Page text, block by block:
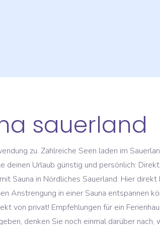
sauerland
Erleben Sie mit Stil, Genuß und Gemütlichkeit Ihre Urlaubszeit in diesem idyllisch gelegenen Ferienhaus. Das Angebot an Ferienwohnungen und Ferienhäuser in Winterberg mit Sauna ist umfangreich. evtl. Das günstigste Angebot beginnt bei € 45. Ferienhaus mit pool Sauerland. Wandere über die Berge und Täler des Rothaargebirges. Für 2 - 9 Personen geeignet. Holzferienhaus in Wissinghausen mit eigener Sauna Medebach (Wissinghausen), Sauerland, Nordrhein-Westfalen, Deutschland 9. Nordhessen - Sauerland - Waldecker Upland - Rothaargebirge: Etwa zwei Kilometer außerhalb des unweit von Willingen (Austragungsort des FIS Skisprung-Weltcup 2019) gelegenen Ortes Rattlar befindet sich am Fuße des "Dommel" ein freistehendes Wohnhaus mit separater Holzofensauna in herrlicher Waldrandlage. Es tut uns leid, leider funktionieren einige Elemente auf der Seite nicht richtig, wenn JavaScript nicht aktiviert ist. Verbringen Sie unvergessliche Tage in einem Ferienhaus mit Sauna in Sauerland! Ferienhäuser & Apartments mit Sauna im Sauerland. KOSTENLOSE Stornierung. Preis/Nacht € ... Ferienhaus - 120m² - 8 Gäste - 4 Schlafzimmer. Auch wenn es im Sauerland keine großen Städte gibt, überzeugen idyllische Orte wie Altena, Brillon und Sundern mit historischen Fachwerkhäusern, schönen Stadtkernen und … Es ist keine BestÃ¤tigung seitens des Gastgebers nÃ¶tig. ab 89 € /Nacht. Sie erhalten eine BuchungsbestÃ¤tigung per E-Mail. Dieser wird Ihnen eine RÃ¼ckmeldung geben, ob die Unterkunft fÃ¼r den gewÃ¼nschten Zeitraum verfÃ¼gbar ist und von Ihnen gemietet werden kann. Siehe selbst! Direkter Kontakt, Sie buchen sofort beim Holländischem Eigentümer. Reinkommen und Wohlfühlen ! Holländer besitzen wunderschöne Ferienwohnungen weltweit. Wir verwenden Cookies. sofort buchen. Finden Sie auf FerienparkSpecials.de eine riesige Auswahl an schönen Ferienparks zu den besten Preisen. Sylt-Travel - Hörnum. saisonbedingte Frühbucher- und Last … Das Sauerland ist nicht nur ein Paradies für Aktivurlauber und Naturfreunde, auch Kulturinteressierte werden sich in einem Ferienhaus im Sauerland sehr wohl fühlen, denn es befinden sich viele kulturelle Sehenswürdigkeiten in der Nähe. Ich mÃ¶chte regelmÃ¤Ãig per E-Mail exklusive und personalisierte Informationen und Angebote im Zusammenhang mit Ferienobjekten, Immobilien, sowie Urlaubsideen, Insider-Tipps und Neuigkeiten von Traum-Ferienwohnungen erhalten. Buche deinen Urlaub günstig und persönlich: Direkt von privat! Hier findest du 8 Ferienhäuser & Ferienwohnungen mit Sauna in Nördliches Sauerland. Ferienwohnung - 65m² - 4 Gäste - 2 Schlafzimmer. ab 79 € /Nacht. Anzahl der Bewertungen: 9 . ... dass Urlaub bereits in Teilen wieder möglich ist und möchten, dass du gemeinsam mit